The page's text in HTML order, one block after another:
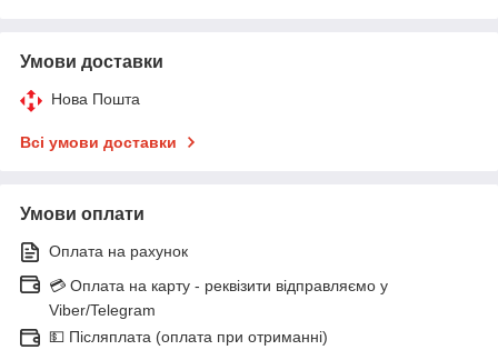
Умови доставки
Нова Пошта
Всі умови доставки
Умови оплати
Оплата на рахунок
💳 Оплата на карту - реквізити відправляємо у
Viber/Telegram
💵 Післяплата (оплата при отриманні)